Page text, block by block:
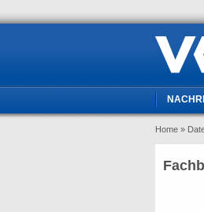
Home »